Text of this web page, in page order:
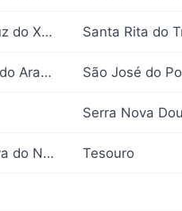
Santa Cruz do Xingu
São Félix do Araguaia São José do
Terra Nova do Norte Tesouro